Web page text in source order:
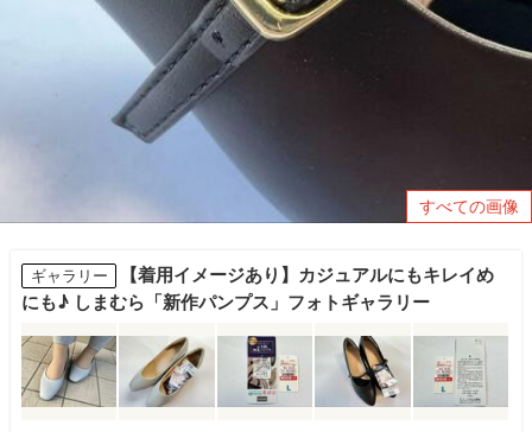
すべての画像
ギャラリー
【着用イメージあり】カジュアルにもキレイめ
にも♪ しまむら「新作パンプス」フォトギャラリー